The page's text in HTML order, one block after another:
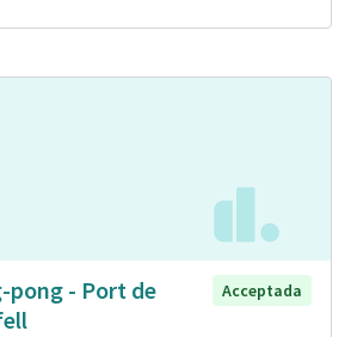
pong - Port de
Acceptada